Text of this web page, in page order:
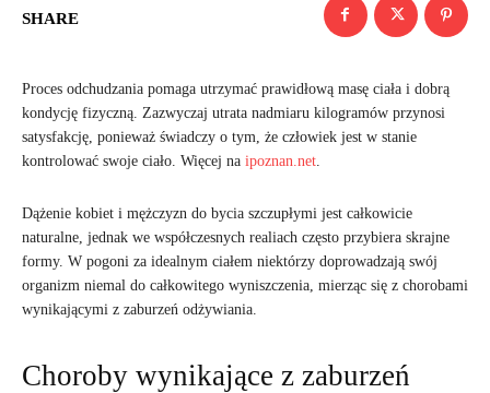
SHARE
Proces odchudzania pomaga utrzymać prawidłową masę ciała i dobrą
kondycję fizyczną. Zazwyczaj utrata nadmiaru kilogramów przynosi
satysfakcję, ponieważ świadczy o tym, że człowiek jest w stanie
kontrolować swoje ciało. Więcej na ipoznan.net
Dążenie kobiet i mężczyzn do bycia szczupłymi jest całkowicie
naturalne, jednak we współczesnych realiach często przybiera skrajne
formy. W pogoni za idealnym ciałem niektórzy doprowadzają swój
organizm niemal do całkowitego wyniszczenia, mierząc się z chorobami
wynikającymi z zaburzeń odżywiania.
Choroby wynikające z zaburzeń